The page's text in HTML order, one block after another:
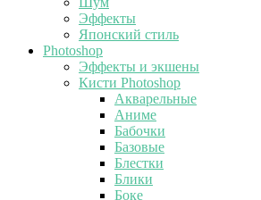
Эффекты
Японский стиль
Photoshop
Эффекты и экшены
Кисти Photoshop
Акварельные
Аниме
Бабочки
Базовые
Блестки
Блики
Боке